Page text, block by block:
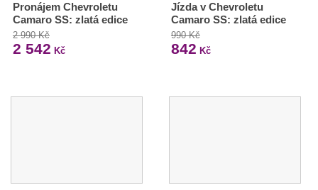
Pronájem Chevroletu
Camaro SS: zlatá edice
2 990 Kč
2 542 Kč
Jízda v Chevroletu
Camaro SS: zlatá edice
990 Kč
842 Kč